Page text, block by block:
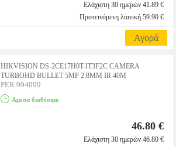
Ελάχιστη 30 ημερών 41.89 €
Προτεινόμενη λιανική 59.90 €
Αγορά
HIKVISION DS-2CE17H0T-IT3F2C CAMERA
TURBOHD BULLET 5MP 2.8MM IR 40M
PER.994099
Αμεσα διαθέσιμο
46.80 €
Ελάχιστη 30 ημερών 46.80 €